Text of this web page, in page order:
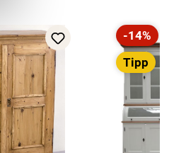
Rabatt
-14%
Tipp